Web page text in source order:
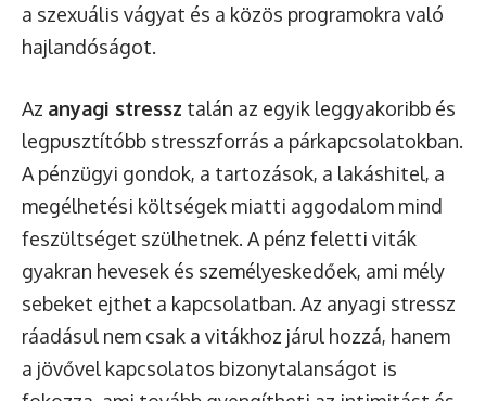
a szexuális vágyat és a közös programokra való
hajlandóságot.
Az anyagi stressz talán az egyik leggyakoribb és
legpusztítóbb stresszforrás a párkapcsolatokban.
A pénzügyi gondok, a tartozások, a lakáshitel, a
megélhetési költségek miatti aggodalom mind
feszültséget szülhetnek. A pénz feletti viták
gyakran hevesek és személyeskedőek, ami mély
sebeket ejthet a kapcsolatban. Az anyagi stressz
ráadásul nem csak a vitákhoz járul hozzá, hanem
a jövővel kapcsolatos bizonytalanságot is